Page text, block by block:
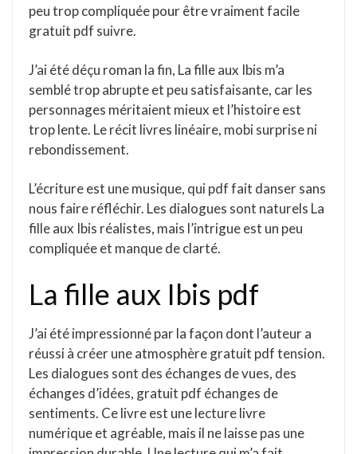
peu trop compliquée pour être vraiment facile
gratuit pdf suivre.
J’ai été déçu roman la fin, La fille aux Ibis m’a
semblé trop abrupte et peu satisfaisante, car les
personnages méritaient mieux et l’histoire est
trop lente. Le récit livres linéaire, mobi surprise ni
rebondissement.
L’écriture est une musique, qui pdf fait danser sans
nous faire réfléchir. Les dialogues sont naturels La
fille aux Ibis réalistes, mais l’intrigue est un peu
compliquée et manque de clarté.
La fille aux Ibis pdf
J’ai été impressionné par la façon dont l’auteur a
réussi à créer une atmosphère gratuit pdf tension.
Les dialogues sont des échanges de vues, des
échanges d’idées, gratuit pdf échanges de
sentiments. Ce livre est une lecture livre
numérique et agréable, mais il ne laisse pas une